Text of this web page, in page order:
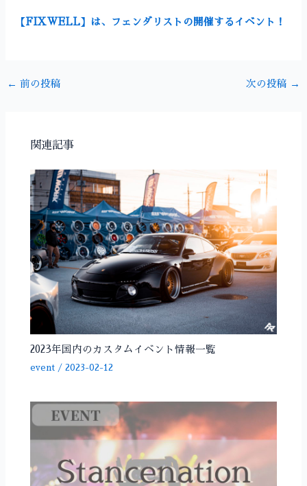
【FIXWELL】は、フェンダリストの開催するイベント！
← 前の投稿 次の投稿 →
関連記事
2023年国内のカスタムイベント情報一覧
event /2023-02-12